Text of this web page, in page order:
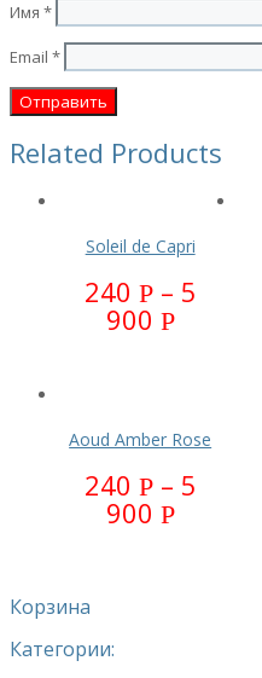
Имя *
Email *
Related Products
Soleil de Capri
240 Р– 5
900 Р
Aoud Amber Rose
240 Р– 5
900 Р
Корзина
Категории: